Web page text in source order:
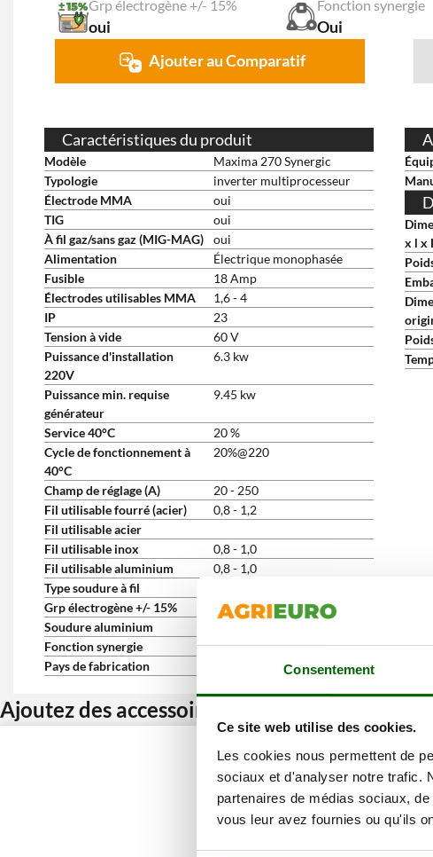
Consentement
Ce site web utilise des cookies.
Les cookies nous permettent de
sociaux et d'analyser notre trafic.
partenaires de médias sociaux,
vous leur avez fournies ou qu'ils
Grp électrogène +/- 15%
oui
Fonction synergie
Oui
Ajouter au Comparatif
Caractéristiques du produit
Modèle
Maxima 270 Synergic
Typologie
inverter multiprocesseur
Électrode MMA
oui
TIG
oui
À fil gaz/sans gaz (MIG-MAG)
oui
Alimentation
Électrique monophasée
Fusible
18 Amp
Électrodes utilisables MMA
1,6 - 4
IP
23
Tension à vide
60 V
Puissance d'installation
220V
6.3 kw
Puissance min. requise
générateur
9.45 kw
Service 40°C
20 %
Cycle de fonctionnement à
40°C
20%@220
Champ de réglage (A)
20 - 250
Fil utilisable fourré (acier)
0,8 - 1,2
Fil utilisable acier
Fil utilisable inox
0,8 - 1,0
Fil utilisable aluminium
0,8 - 1,0
Type soudure à fil
Grp électrogène +/- 15%
oui
Soudure aluminium
Fonction synergie
Oui
Pays de fabrication
x l x
Ajoutez des accessoires et bénéficiez d’une